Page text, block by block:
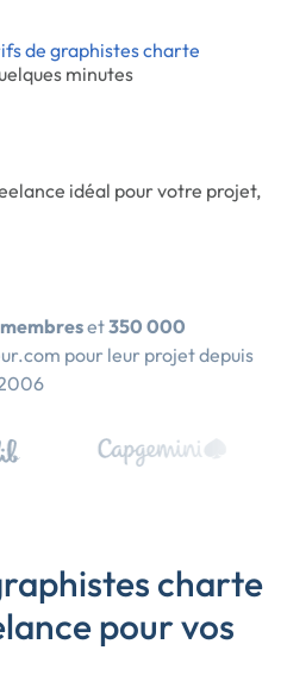
de graphistes charte
minutes
idéal pour votre projet,
et350 000
pour leur projet depuis
charte
pour vos